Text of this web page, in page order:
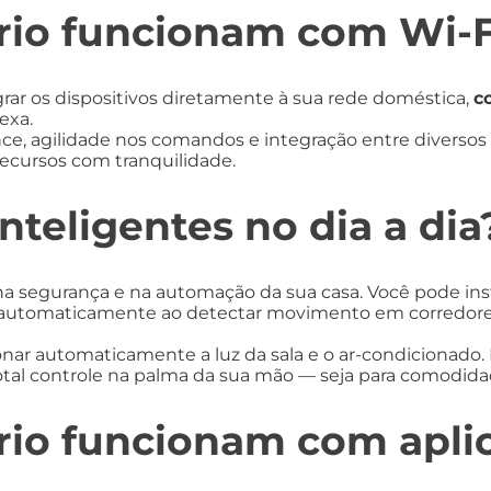
funcionam com Wi-
os dispositivos diretamente à sua rede doméstica,
agilidade nos comandos e integração entre
com tranquilidade.
no dia a
e na automação da sua casa. Você pode
ao detectar movimento em
automaticamente a luz da sala e o ar-
controle na palma da sua mão — seja para
funcionam com